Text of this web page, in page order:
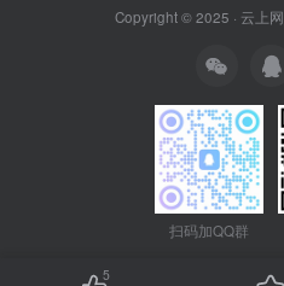
Copyright © 2025 · 云上网
扫码加QQ群
5